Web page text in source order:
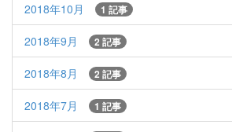
2018年10月 1 記事
2018年9月 2 記事
2018年8月 2 記事
2018年7月 1 記事